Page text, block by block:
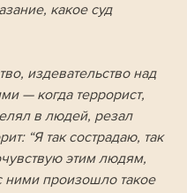
какое суд
— когда террорист,
в людей, резал
“Я так сострадаю, так
этим людям,
ними произошло такое